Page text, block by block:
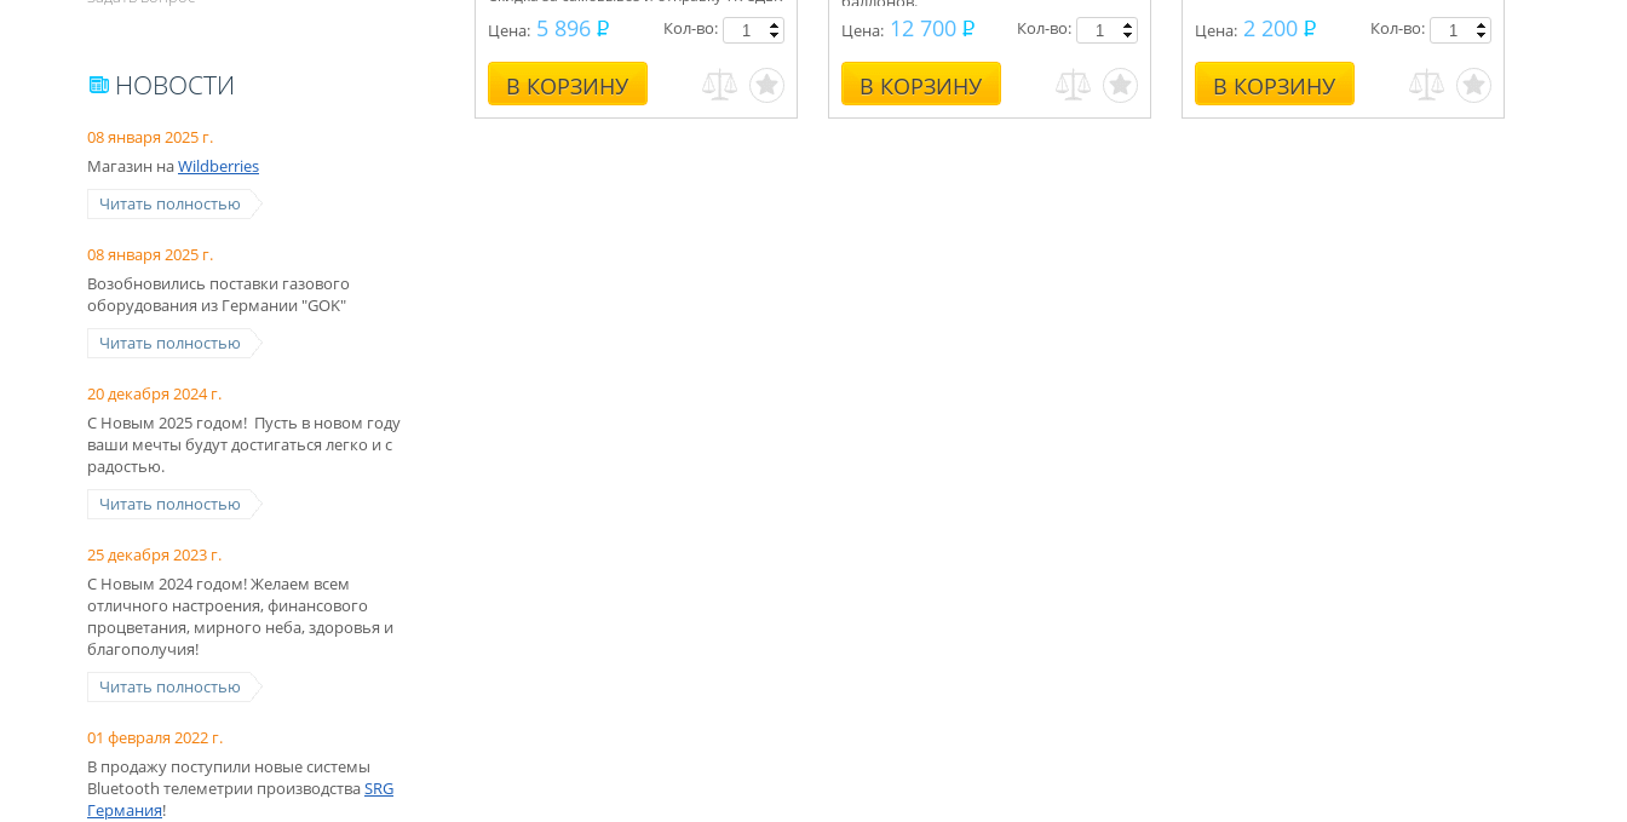
НОВОСТИ
08 января 2025 г.
Магазин наWildberries
Читать полностью
08 января 2025 г.
Возобновились поставки газового
оборудования из Германии "GOK"
Читать полностью
20 декабря 2024 г.
С Новым 2025 годом! Пусть в новом году
ваши мечты будут достигаться легко и с
радостью.
Читать полностью
25 декабря 2023 г.
С Новым 2024 годом! Желаем всем
отличного настроения, финансового
процветания, мирного неба, здоровья и
благополучия!
Читать полностью
01 февраля 2022 г.
В продажу поступили новые системы
Bluetooth телеметрии производстваSRG
Германия!
200 руб.
Цена: 5 896
В КОРЗИНУ
Кол-во:
Укомплектуем под ключ.
Консультации, монтаж.
Цена: 12 700
В КОРЗИНУ
Кол-во: Цена: 2 200
В КОРЗИНУ
Кол-во: